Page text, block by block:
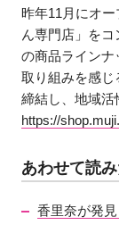
昨年11月にオ
ん専門店」を
の商品ライン
取り組みを感じ
締結し、地域活
https://
あわせて読
香里奈が発